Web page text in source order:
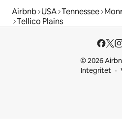
Airbnb USA Tennessee
Tellico Plains
© 2026
Integritet